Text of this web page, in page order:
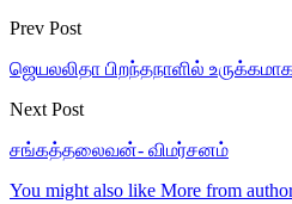
Prev Post
ஜெயலலிதா பிறந்தநாளில்
Next Post
சங்கத்தலைவன்- விமர்சனம்
You might also like More from